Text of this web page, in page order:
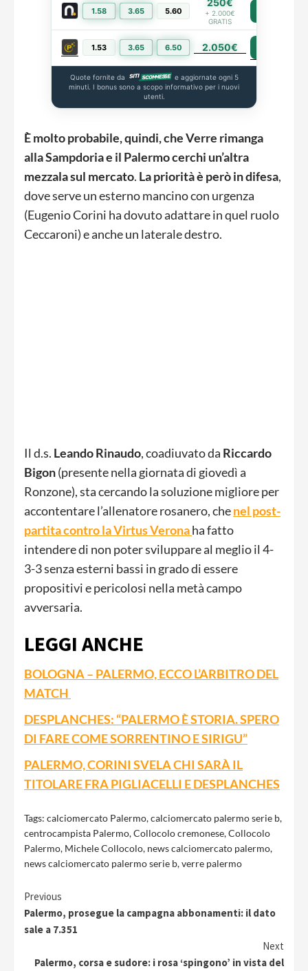
1.58 3.65 5.60
+ 2.000€
GRATIS
1.53 3.65 6.50 2.050€
Quote fornite da
e aggiornate ogni 5
minuti. I bonus sono a scopo informativo per i nuovi
utenti.
È molto probabile, quindi, che Verre rimanga
alla Sampdoria e il Palermo cerchi un’altra
mezzala sul mercato. La priorità è però in difesa,
dove serve un esterno mancino con urgenza
(Eugenio Corini ha dovuto adattare in quel ruolo
Ceccaroni) e anche un laterale destro.
Il d.s. LeandoRinaudo, coadiuvato da Riccardo
Bigon(presente nella giornata di giovedì a
Ronzone), sta cercando la soluzione migliore per
accontentare l’allenatore rosanero, chenel post-
partita contro la Virtus Veronaha fatto
intendere di non poter sviluppare al meglio il 4-
3-3 senza esterni bassi in grado di essere
propositivi e pericolosi nella metà campo
avversaria.
LEGGI ANCHE
BOLOGNA – PALERMO, ECCO L’ARBITRO DEL
MATCH
DESPLANCHES: “PALERMO È STORIA. SPERO
DI FARE COME SORRENTINO E SIRIGU”
PALERMO, CORINI SVELA CHI SARÀ IL
TITOLARE FRA PIGLIACELLI E DESPLANCHES
Tags: calciomercato Palermo,calciomercato palermo serie b,
centrocampista Palermo,Collocolo cremonese,Collocolo
Palermo, Michele Collocolo, news calciomercato palermo,
news calciomercato palermo serie b,verre palermo
Continue
Reading
Previous
Palermo, prosegue la campagna abbonamenti: il dato
sale a 7.351
Next
Palermo, corsa e sudore: i rosa ‘spingono’ in vista del